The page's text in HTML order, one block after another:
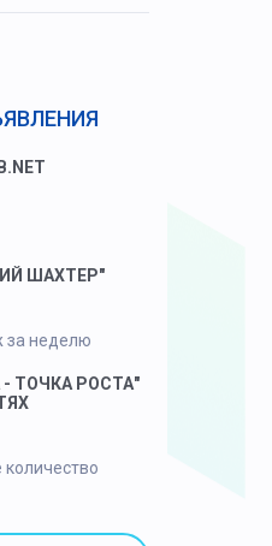
ШАХТЕР"
за неделю
- ТОЧКА РОСТА"